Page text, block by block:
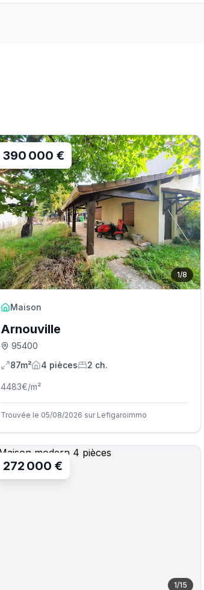
1/8
390 000 €
Maison
Arnouville
95400
87m²
4 pièces 2 ch.
4483€/m²
Trouvée le 05/08/2026 sur Lefigaroimmo
1/15
272 000 €